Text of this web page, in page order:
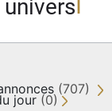
(707)
jour (0)